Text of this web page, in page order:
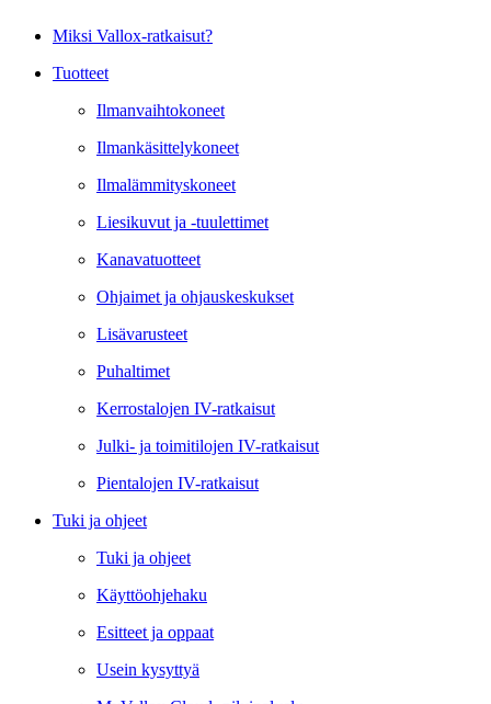
Miksi Vallox-ratkaisut?
Tuotteet
Ilmanvaihtokoneet
Ilmankäsittelykoneet
Ilmalämmityskoneet
Liesikuvut ja -tuulettimet
Kanavatuotteet
Ohjaimet ja ohjauskeskukset
Lisävarusteet
Puhaltimet
Kerrostalojen IV-ratkaisut
Julki- ja toimitilojen IV-ratkaisut
Pientalojen IV-ratkaisut
Tuki ja ohjeet
Tuki ja ohjeet
Käyttöohjehaku
Esitteet ja oppaat
Usein kysyttyä